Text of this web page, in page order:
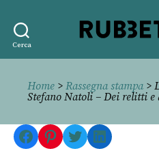
Cerca
Home > Rassegna stampa>
Stefano Natoli – Dei relitti e
Facebook
Pinterest
TwitterLinkedIn